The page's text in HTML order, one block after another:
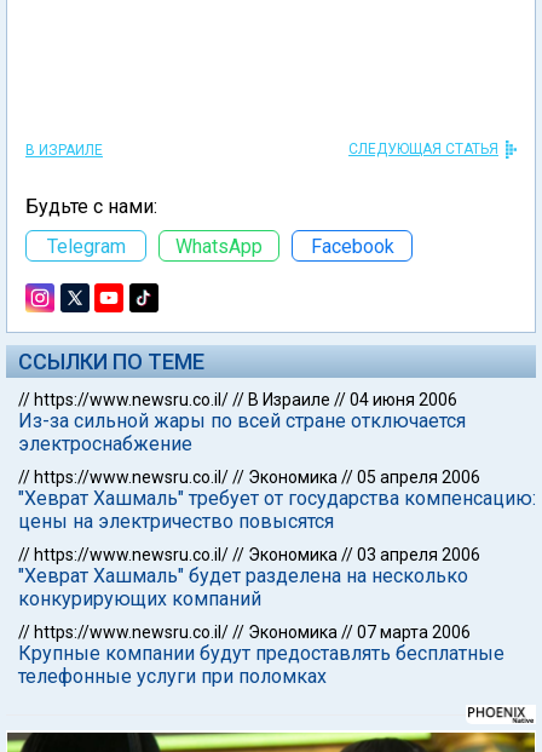
В ИЗРАИЛЕ СЛЕДУЮЩАЯ СТАТЬЯ
Будьте с нами:
Telegram
WhatsApp Facebook
ССЫЛКИ ПО ТЕМЕ
// https://www.newsru.co.il/// В Израиле //04 июня 2006
Из-за сильной жары по всей стране отключается
электроснабжение
// https://www.newsru.co.il/// Экономика //05 апреля 2006
"Хеврат Хашмаль" требует от государства компенсацию:
цены на электричество повысятся
// https://www.newsru.co.il/// Экономика //03 апреля 2006
"Хеврат Хашмаль" будет разделена на несколько
конкурирующих компаний
// https://www.newsru.co.il/// Экономика //07 марта 2006
Крупные компании будут предоставлять бесплатные
телефонные услуги при поломках